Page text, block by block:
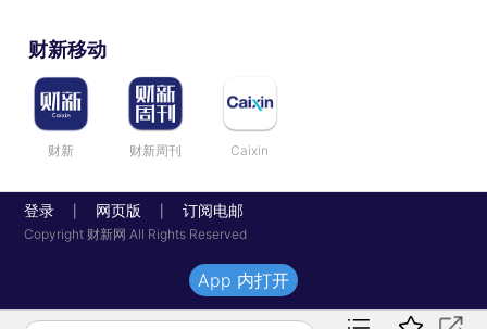
财新移动
财新 财新周刊 Caixin
登录 网页版 订阅电邮
Copyright 财新网 All Rights Reserved
App 内打开